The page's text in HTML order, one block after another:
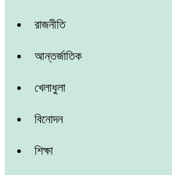
রাজনীতি
আন্তর্জাতিক
খেলাধুলা
বিনোদন
শিক্ষা